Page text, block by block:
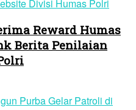
Reward Humas
Berita Penilaian